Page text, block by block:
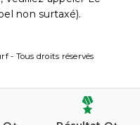
non surtaxé).
- Tous droits réservés